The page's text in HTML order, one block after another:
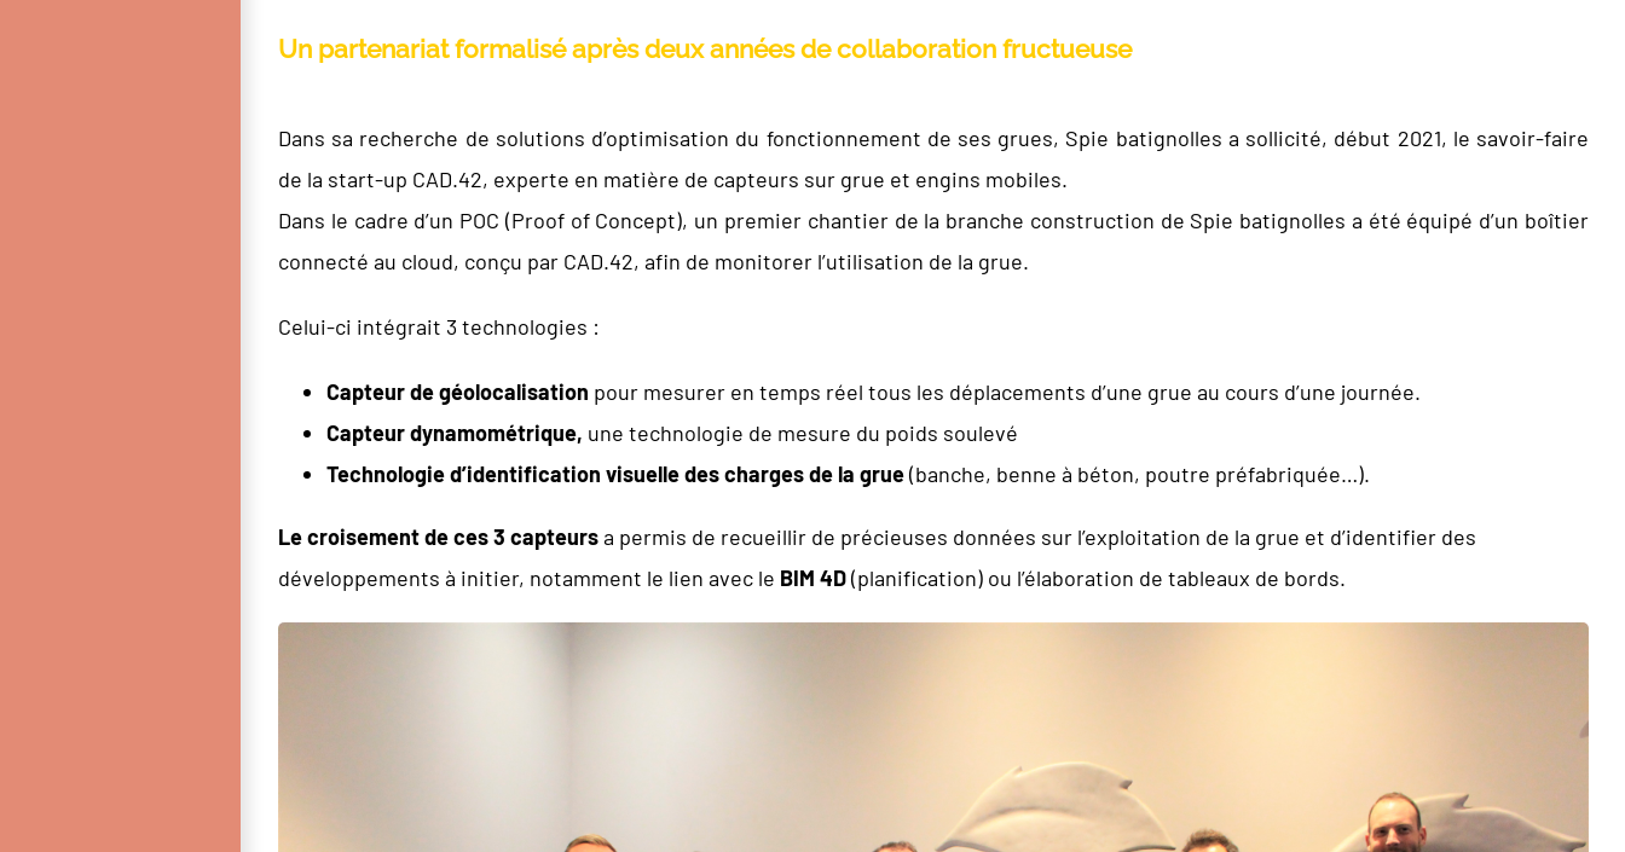
Un partenariat formalisé après deux années de collaboration fructueuse
Dans sa recherche de solutions d’optimisation du fonctionnement de ses grues, Spie batignolles a sollicité, début 2021, le savoir-faire
de la start-up CAD.42, experte en matière de capteurs sur grue et engins mobiles.
Dans le cadre d’un POC (Proof of Concept), un premier chantier de la branche construction de Spie batignolles a été équipé d’un boîtier
connecté au cloud, conçu par CAD.42, afin de monitorer l’utilisation de la grue.
Celui-ci intégrait 3 technologies :
Capteur de géolocalisation pour mesurer en temps réel tous les déplacements d’une grue au cours d’une journée.
Capteur dynamométrique, une technologie de mesure du poids soulevé
Technologie d’identification visuelle des charges de la grue(banche, benne à béton, poutre préfabriquée…).
Le croisement de ces 3 capteursa permis de recueillir de précieuses données sur l’exploitation de la grue et d’identifier des
développements à initier, notamment le lien avec le BIM 4D(planification) ou l’élaboration de tableaux de bords.